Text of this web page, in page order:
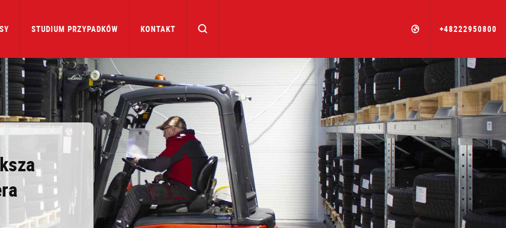
STUDIUM PRZYPADKÓW KONTAKT +48222950800